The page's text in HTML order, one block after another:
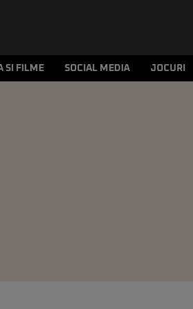
SI FILME SOCIAL MEDIA JOCURI